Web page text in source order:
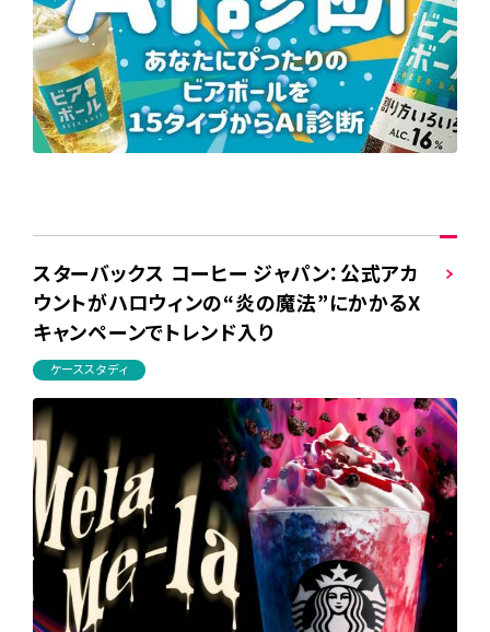
スターバックス コーヒー ジャパン：公式アカ
ウントがハロウィンの“炎の魔法”にかかるX
キャンペーンでトレンド入り
ケーススタディ